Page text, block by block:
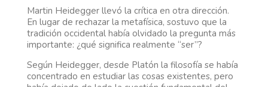
Martin Heidegger llevó la crítica en otra dirección.
En lugar de rechazar la metafísica, sostuvo que la
tradición occidental había olvidado la pregunta más
importante: ¿qué significa realmente “ser”?
Según Heidegger, desde Platón la filosofía se había
concentrado en estudiar las cosas existentes, pero